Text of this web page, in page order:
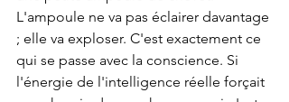
L'ampoule ne va pas éclairer davantage
; elle va exploser. C'est exactement ce
qui se passe avec la conscience. Si
l'énergie de l'intelligence réelle forçait